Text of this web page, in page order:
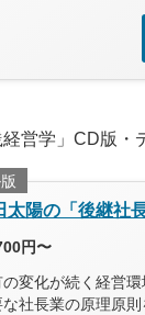
営学」CD版・
太陽の「後継社
円〜
の変化が続く経営
な社長業の原理原